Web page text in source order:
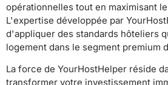
opérationnelles tout en maximisant
L'expertise développée par
d'appliquer des standards hôteliers
logement dans le segment premium
La force de YourHostHelper réside
transformer votre investissement